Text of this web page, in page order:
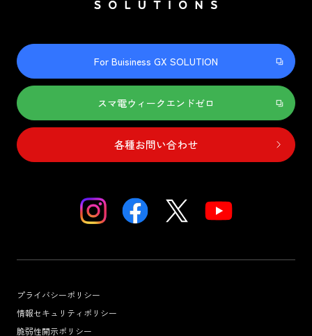
For Buisiness GX SOLUTION
スマ電ウィークエンドゼロ
各種お問い合わせ
プライバシーポリシー
情報セキュリティポリシー
脆弱性開示ポリシー